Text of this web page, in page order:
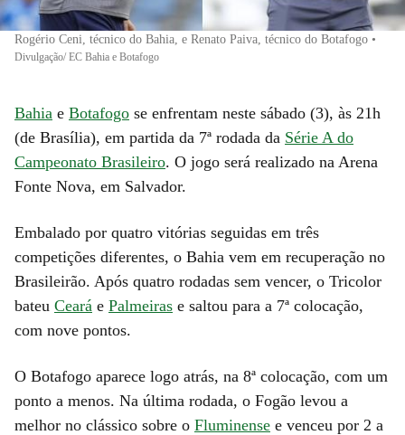
Rogério Ceni, técnico do Bahia, e Renato Paiva, técnico do Botafogo •
Divulgação/ EC Bahia e Botafogo
Bahia e Botafogo se enfrentam neste sábado (3), às 21h
(de Brasília), em partida da 7ª rodada da Série A do
Campeonato Brasileiro. O jogo será realizado na Arena
Fonte Nova, em Salvador.
Embalado por quatro vitórias seguidas em três
competições diferentes, o Bahia vem em recuperação no
Brasileirão. Após quatro rodadas sem vencer, o Tricolor
bateu Ceará e Palmeiras e saltou para a 7ª colocação,
com nove pontos.
O Botafogo aparece logo atrás, na 8ª colocação, com um
ponto a menos. Na última rodada, o Fogão levou a
melhor no clássico sobre o Fluminense e venceu por 2 a